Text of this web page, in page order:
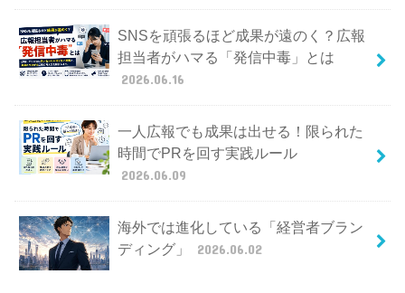
SNSを頑張るほど成果が遠のく？広報
担当者がハマる「発信中毒」とは
2026.06.16
一人広報でも成果は出せる！限られた
時間でPRを回す実践ルール
2026.06.09
海外では進化している「経営者ブラン
ディング」
2026.06.02